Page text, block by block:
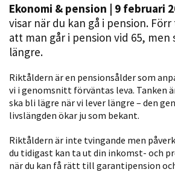
Ekonomi & pension | 9 februari
visar när du kan gå i pension.
att man går i pension vid 65, men
längre.
Riktåldern är en pensionsålder som
vi i genomsnitt förväntas leva. Tanken
ska bli lägre när vi lever längre – den
livslängden ökar ju som bekant.
Riktåldern är inte tvingande men
du tidigast kan ta ut din inkomst- och
när du kan få rätt till garantipension
går